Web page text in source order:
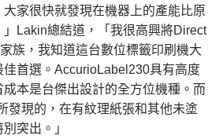
家很快就發現在機器上的產能比原
Lakin總結道，「我很高興將Direct
族，我知道這台數位標籤印刷機大
首選。AccurioLabel230具有高度
本是台傑出設計的全方位機種。而
發現的，在有紋理紙張和其他未塗
突出。」